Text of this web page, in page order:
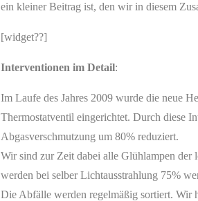
ein kleiner Beitrag ist, den wir in diesem
[widget??]
Interventionen im Detail:
Im Laufe des Jahres 2009 wurde die neue
Thermostatventil eingerichtet. Durch diese
Abgasverschmutzung um 80% reduziert.
Wir sind zur Zeit dabei alle Glühlampen der
werden bei selber Lichtausstrahlung 75%
Die Abfälle werden regelmäßig sortiert. Wir